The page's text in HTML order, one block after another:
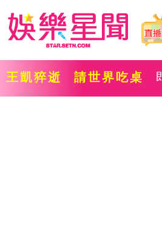
王凱猝逝 請世界吃桌